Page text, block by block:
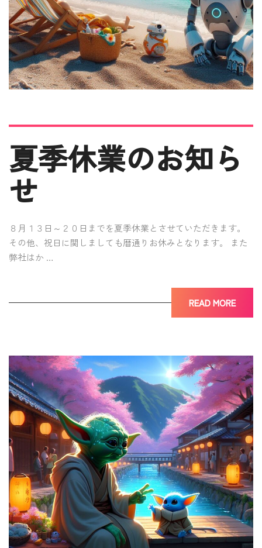
夏季休業のお知ら
せ
８月１３日～２０日までを夏季休業とさせていただきます。
その他、祝日に関しましても暦通りお休みとなります。 また
弊社はか …
READ MORE